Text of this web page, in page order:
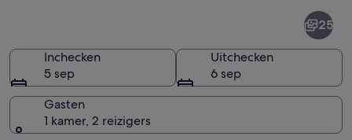
25
Inchecken
5 sep
Uitchecken
6 sep
Gasten
1 kamer, 2 reizigers